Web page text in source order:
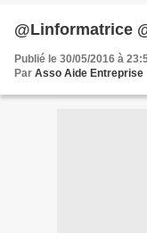
@Linformatrice
Publié le 30/05/2016 à
Par Asso Aide Entreprise